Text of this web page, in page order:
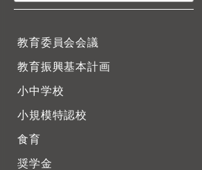
教育委員会会議
教育振興基本計画
小中学校
小規模特認校
食育
奨学金